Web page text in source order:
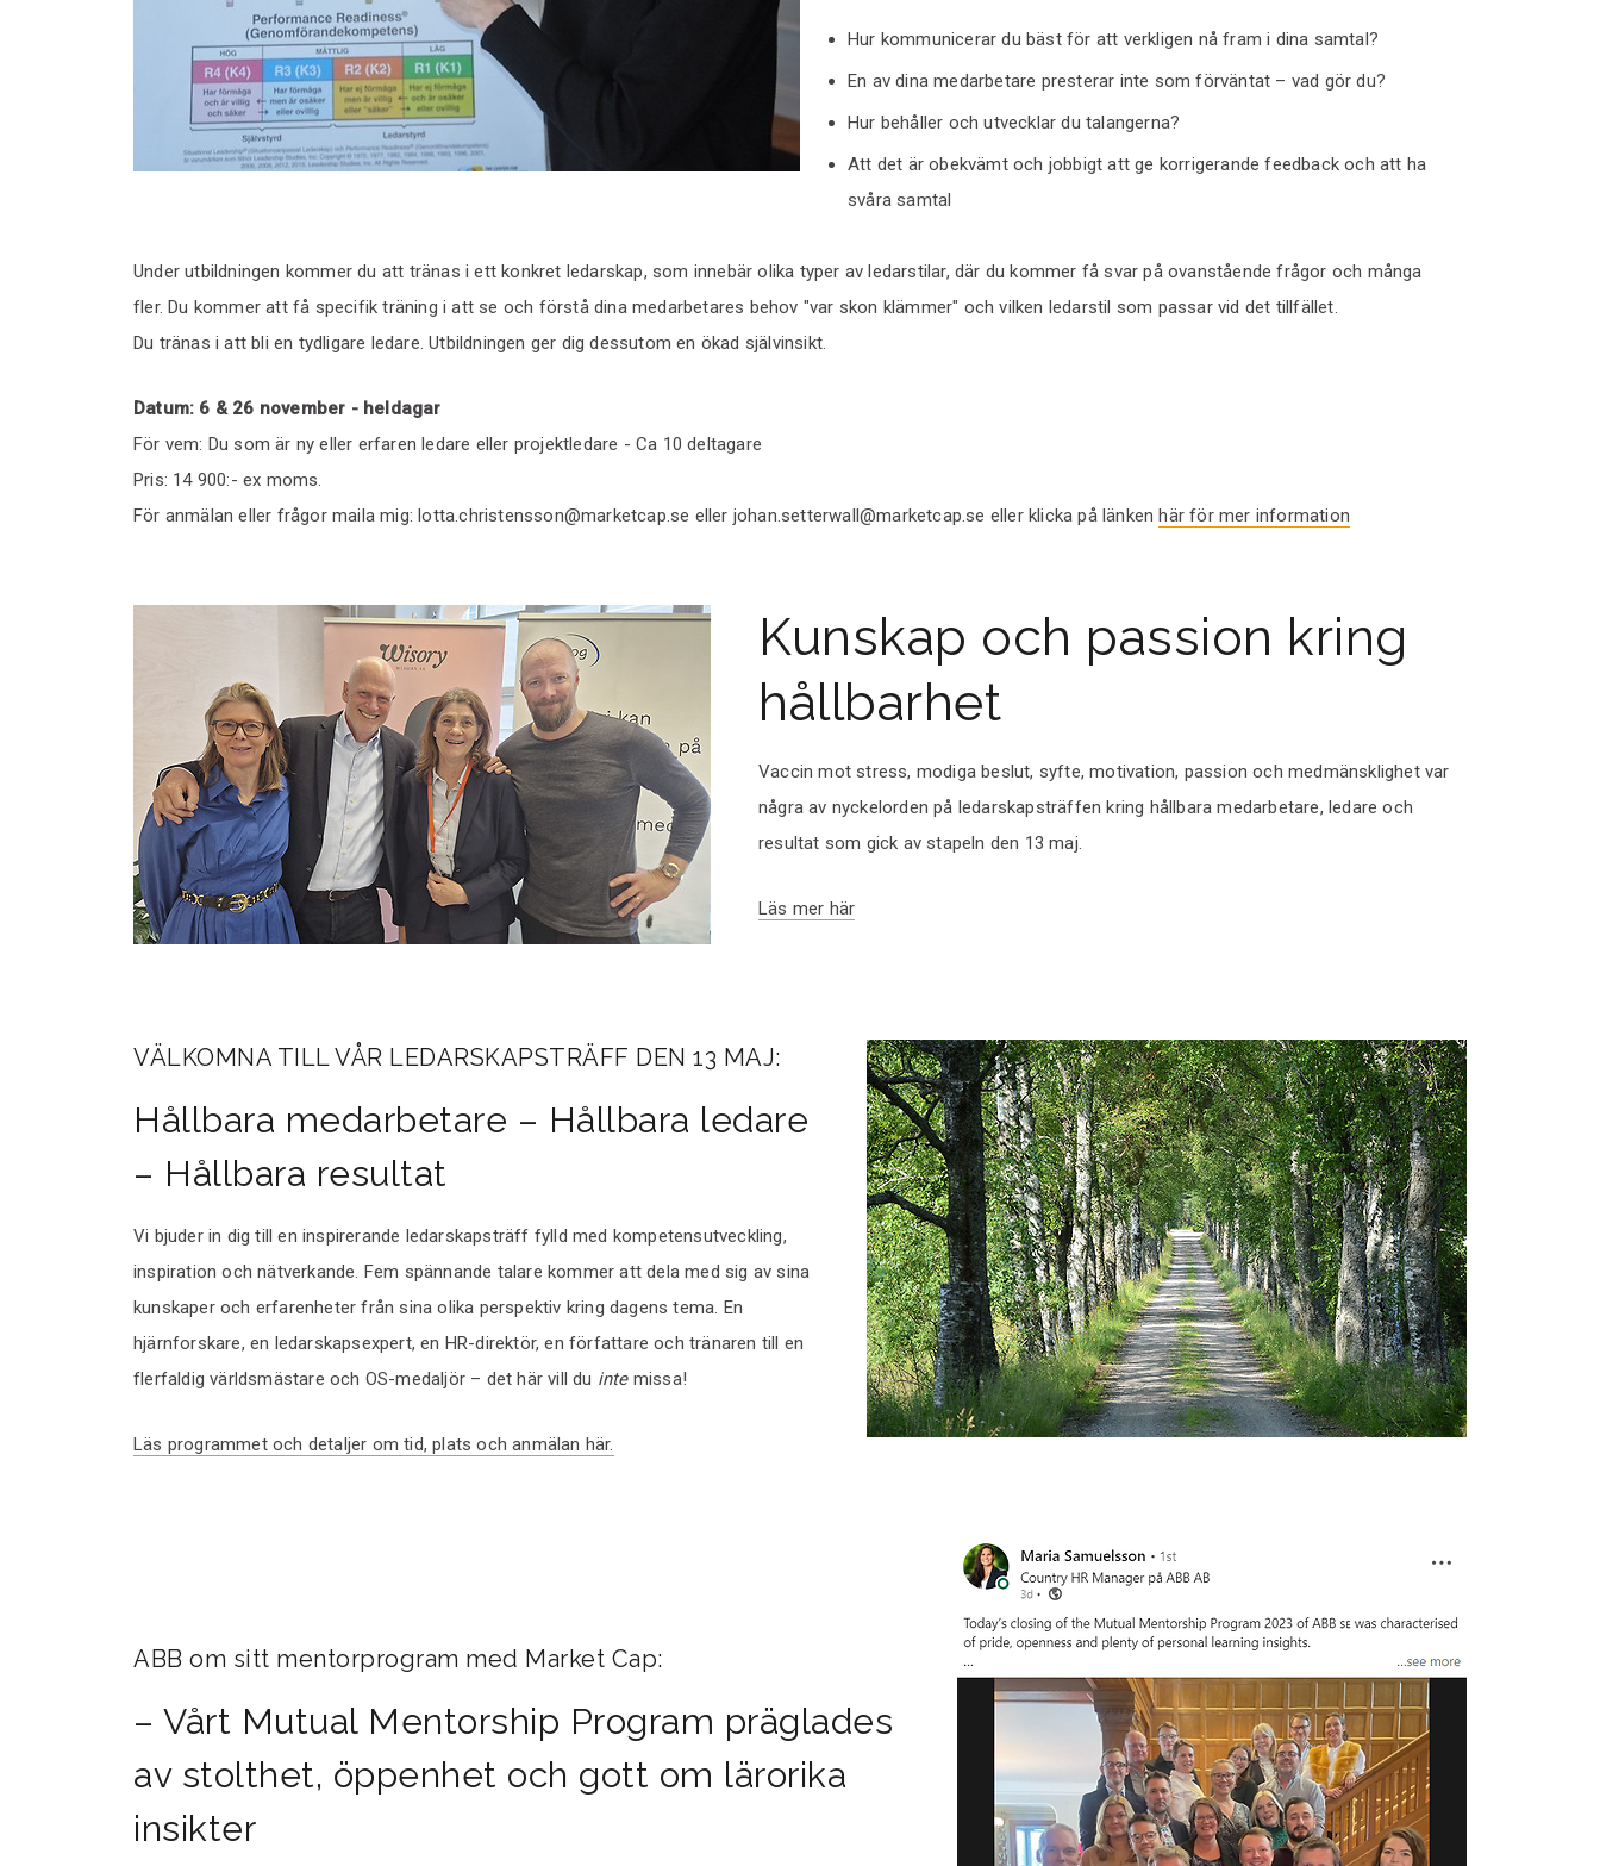
Hur kommunicerar du bäst för att verkligen nå fram i dina samtal?
En av dina medarbetare presterar inte som förväntat – vad gör du?
Hur behåller och utvecklar du talangerna?
Att det är obekvämt och jobbigt att ge korrigerande feedback och att ha
svåra samtal
Under utbildningen kommer du att tränas i ett konkret ledarskap, som innebär olika typer av ledarstilar, där du kommer få svar på ovanstående frågor och många
fler. Du kommer att få specifik träning i att se och förstå dina medarbetares behov "var skon klämmer" och vilken ledarstil som passar vid det tillfället.
Du tränas i att bli en tydligare ledare. Utbildningen ger dig dessutom en ökad självinsikt.
Datum: 6 & 26 november - heldagar
För vem: Du som är ny eller erfaren ledare eller projektledare - Ca 10 deltagare
Pris: 14 900:- ex moms.
För anmälan eller frågor maila mig: lotta.christensson@marketcap.se eller johan.setterwall@marketcap.se eller klicka på länkenhär för mer information
Kunskap och passion kring
hållbarhet
Vaccin mot stress, modiga beslut, syfte, motivation, passion och medmänsklighet var
några av nyckelorden på ledarskapsträffen kring hållbara medarbetare, ledare och
resultat som gick av stapeln den 13 maj.
Läs mer här
VÄLKOMNA TILL VÅR LEDARSKAPSTRÄFF DEN 13 MAJ:
Hållbara medarbetare – Hållbara ledare
– Hållbara resultat
Vi bjuder in dig till en inspirerande ledarskapsträff fylld med kompetensutveckling,
inspiration och nätverkande. Fem spännande talare kommer att dela med sig av sina
kunskaper och erfarenheter från sina olika perspektiv kring dagens tema. En
hjärnforskare, en ledarskapsexpert, en HR-direktör, en författare och tränaren till en
flerfaldig världsmästare och OS-medaljör – det här vill du intemissa!
Läs programmet och detaljer om tid, plats och anmälan här.
ABB om sitt mentorprogram med Market Cap:
– Vårt Mutual Mentorship Program präglades
av stolthet, öppenhet och gott om lärorika
insikter